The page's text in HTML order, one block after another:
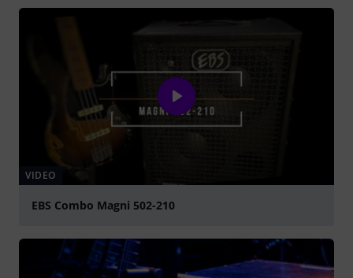
VIDEO
EBS Combo Magni 502-210